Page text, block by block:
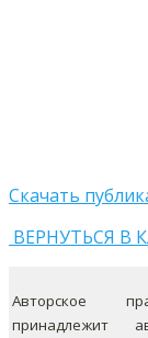
Скачать
ВЕРНУТЬСЯ В
Авторское
принадлежит